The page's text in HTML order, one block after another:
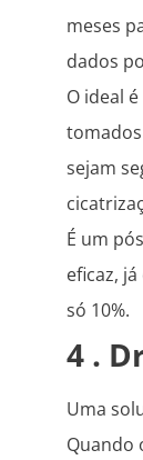
meses
dados
O ideal
sejam
É um
eficaz,
só 10%.
4 .
Uma
Quando